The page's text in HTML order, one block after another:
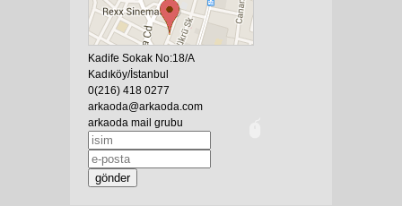
Kadife Sokak No:18/A
Kadıköy/İstanbul
0(216) 418 0277
arkaoda@arkaoda.com
arkaoda mail grubu